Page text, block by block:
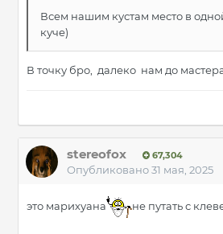
Всем нашим кустам место в
куче)
В точку бро, далеко нам до
stereofox 67,304
Опубликовано31 мая, 2025
это марихуана не путать с